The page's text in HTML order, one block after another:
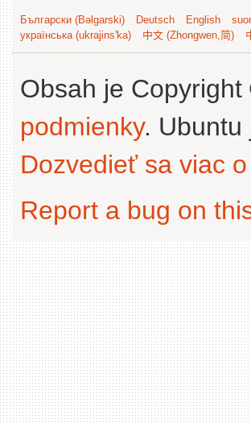
Български (Bəlgarski) Deutsch English
українська (ukrajins'ka)
中文 (Zhongwen,简)
Obsah je
podmienky. Ubuntu
Dozvedieť sa viac
Report a bug on